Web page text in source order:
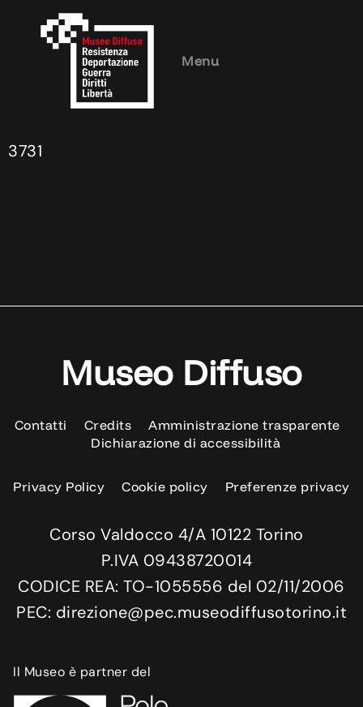
Menu
3731
Museo Diffuso
Contatti Credits
Amministrazione trasparente
Dichiarazione di accessibilità
Privacy Policy Cookie policy Preferenze privacy
Corso Valdocco 4/A 10122 Torino
P.IVA 09438720014
CODICE REA: TO-1055556 del 02/11/2006
PEC: direzione@pec.museodiffusotorino.it
Il Museo è partner del